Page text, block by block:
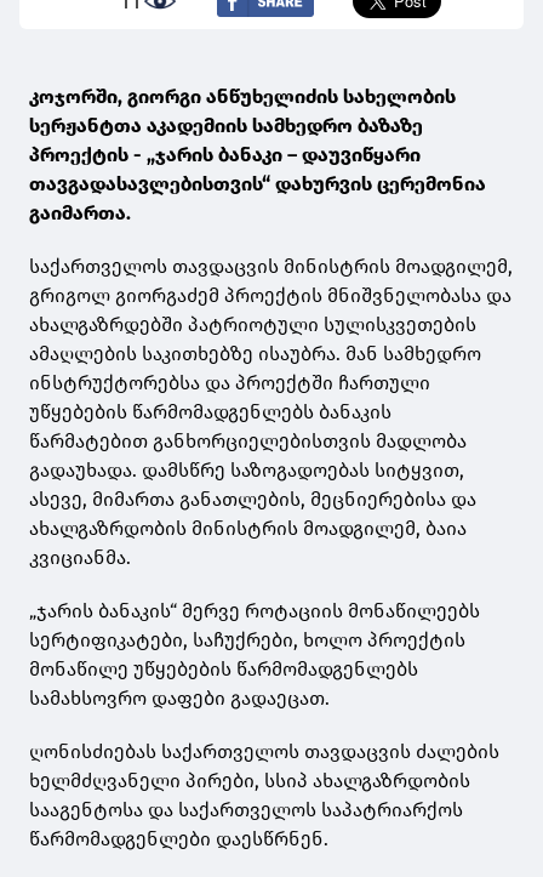
კოჯორში, გიორგი ანწუხელიძის სახელობის
სერჟანტთა აკადემიის სამხედრო ბაზაზე
პროექტის - „ჯარის ბანაკი – დაუვიწყარი
თავგადასავლებისთვის“ დახურვის ცერემონია
გაიმართა.
საქართველოს თავდაცვის მინისტრის მოადგილემ,
გრიგოლ გიორგაძემ პროექტის მნიშვნელობასა და
ახალგაზრდებში პატრიოტული სულისკვეთების
ამაღლების საკითხებზე ისაუბრა. მან სამხედრო
ინსტრუქტორებსა და პროექტში ჩართული
უწყებების წარმომადგენლებს ბანაკის
წარმატებით განხორციელებისთვის მადლობა
გადაუხადა. დამსწრე საზოგადოებას სიტყვით,
ასევე, მიმართა განათლების, მეცნიერებისა და
ახალგაზრდობის მინისტრის მოადგილემ, ბაია
კვიციანმა.
„ჯარის ბანაკის“ მერვე როტაციის მონაწილეებს
სერტიფიკატები, საჩუქრები, ხოლო პროექტის
მონაწილე უწყებების წარმომადგენლებს
სამახსოვრო დაფები გადაეცათ.
ღონისძიებას საქართველოს თავდაცვის ძალების
ხელმძღვანელი პირები, სსიპ ახალგაზრდობის
სააგენტოსა და საქართველოს საპატრიარქოს
წარმომადგენლები დაესწრნენ.